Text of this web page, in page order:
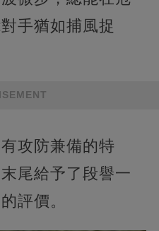
手猶如捕風捉
攻防兼備的特
尾給予了段譽一
評價。